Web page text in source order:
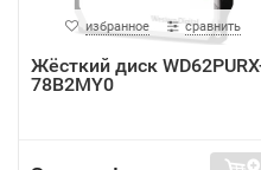
избранное сравнить
Жёсткий диск
78B2MY0